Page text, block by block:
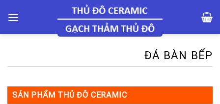
ĐÁ BÀN BẾP
SẢN PHẨM THỦ ĐÔ CERAMIC